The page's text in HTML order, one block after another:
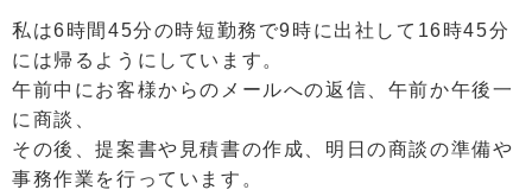
私は6時間45分の時短勤務で9時に出社して16時45分
には帰るようにしています。
午前中にお客様からのメールへの返信、午前か午後一
に商談、
その後、提案書や見積書の作成、明日の商談の準備や
事務作業を行っています。